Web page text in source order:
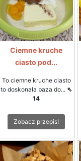
Ciemne kruche
ciasto pod...
To ciemne kruche ciasto
to doskonała baza do... ⇖
14
Zobacz przepis!